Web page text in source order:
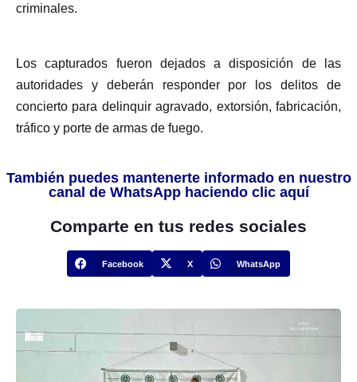
criminales.
Los capturados fueron dejados a disposición de las
autoridades y deberán responder por los delitos de
concierto para delinquir agravado, extorsión, fabricación,
tráfico y porte de armas de fuego.
También puedes mantenerte informado en nuestro
canal de WhatsApp haciendo clic aquí
Comparte en tus redes sociales
Facebook X WhatsApp